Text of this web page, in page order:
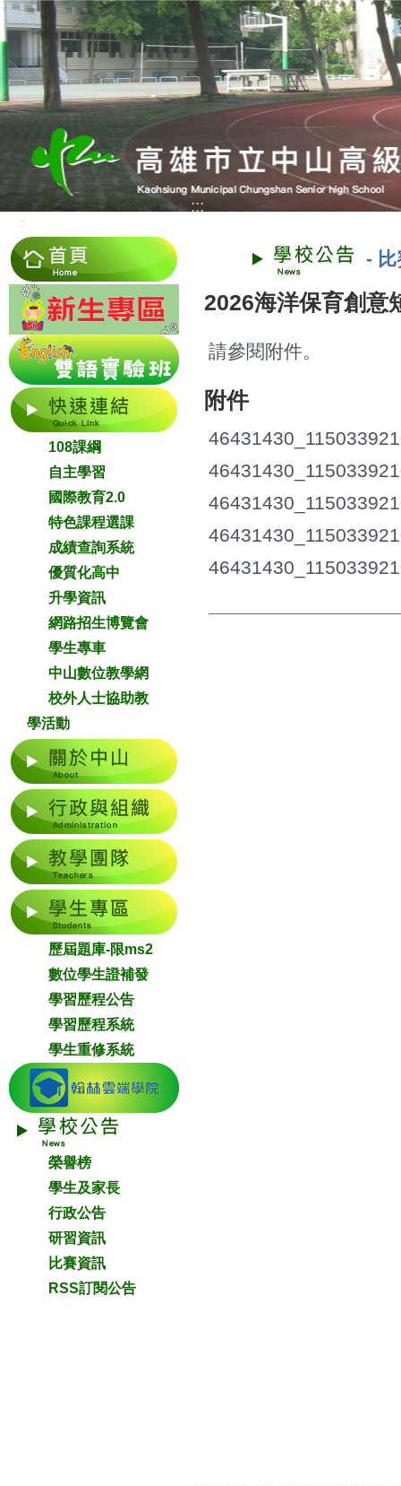
:::
108課綱
自主學習
國際教育2.0
特色課程選課
成績查詢系統
優質化高中
升學資訊
網路招生博覽會
學生專車
中山數位教學網
校外人士協助教
學活動
歷屆題庫-限ms2
數位學生證補發
學習歷程公告
學習歷程系統
學生重修系統
榮譽榜
學生及家長
行政公告
研習資訊
比賽資訊
RSS訂閱公告
:::
-
2026海洋保育創意
請參閱附件。
附件